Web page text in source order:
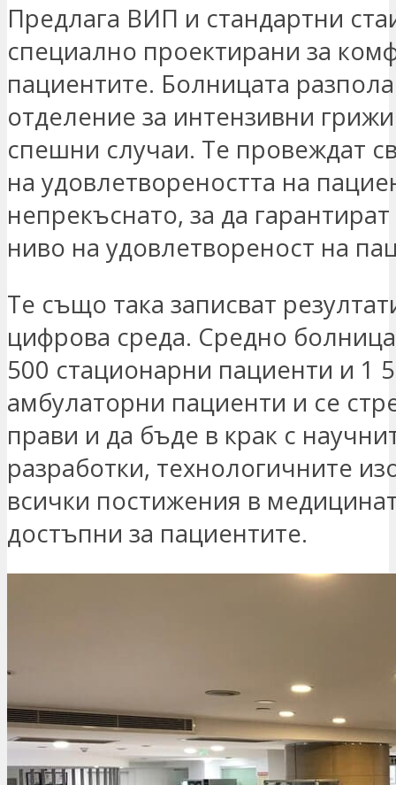
Предлага ВИП и стандартни
специално проектирани за
пациентите. Болницата
отделение за интензивни
спешни случаи. Те провеждат
на удовлетвореността на
непрекъснато, за да
ниво на удовлетвореност на
Те също така записват
цифрова среда. Средно
500 стационарни пациенти и 1
амбулаторни пациенти и се
прави и да бъде в крак с
разработки, технологичните
всички постижения в
достъпни за пациентите.